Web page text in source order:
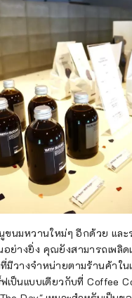
นูขนมหวานใหม่ๆ อีกด้วย แล
อย่างยิ่ง คุณยังสามารถเพลิด
มีวางจำหน่ายตามร้านค้าใน
เป็นแบบเดียวกับที่ Coffee